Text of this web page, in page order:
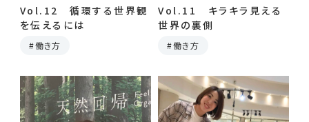
Vol.12 循環する世界観
を伝えるには
働き方
Vol.11 キラキラ見える
世界の裏側
働き方